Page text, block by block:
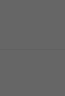
de cuna de Los
Para